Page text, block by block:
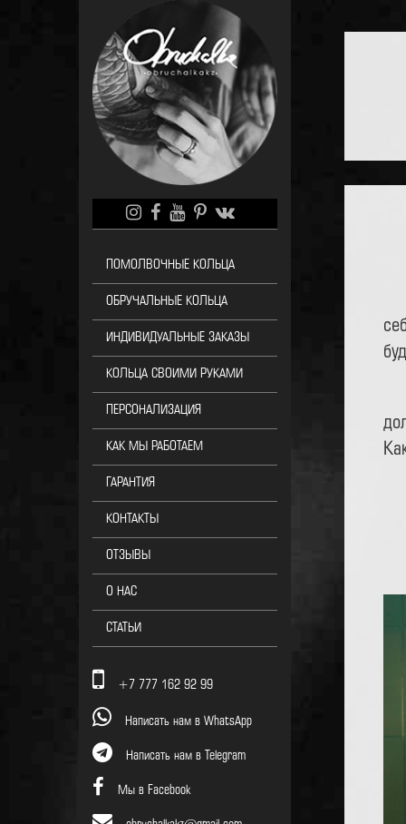
ПОМОЛВОЧНЫЕ КОЛЬЦА
ОБРУЧАЛЬНЫЕ КОЛЬЦА
ИНДИВИДУАЛЬНЫЕ ЗАКАЗЫ
КОЛЬЦА СВОИМИ РУКАМИ
ПЕРСОНАЛИЗАЦИЯ
КАК МЫ РАБОТАЕМ
ГАРАНТИЯ
КОНТАКТЫ
ОТЗЫВЫ
О НАС
СТАТЬИ
+7 777 162 92 99
Написать нам в WhatsApp
Написать нам в Telegram
Мы в Facebook